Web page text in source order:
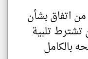
من اتفاق بشأن
تلبية
بالكامل